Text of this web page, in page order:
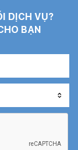
DỊCH VỤ?
BẠN